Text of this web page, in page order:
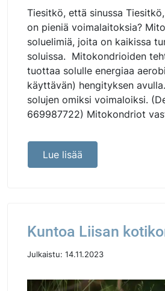
Tiesitkö, että sinussa
on pieniä voimalaitoksia?
soluelimiä, joita on kaikissa
soluissa. Mitokondrioiden
tuottaa solulle energiaa
käyttävän) hengityksen
solujen omiksi voimaloiksi.
669987722) Mitokondriot
Lue lisää
Kuntoa Liisan
Julkaistu: 14.11.2023